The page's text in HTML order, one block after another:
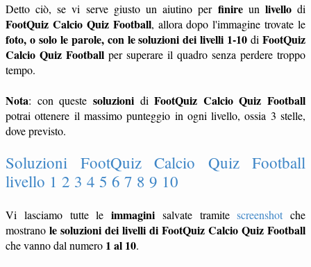
Detto ciò, se vi serve giusto un aiutino per finireun livellodi
FootQuiz Calcio Quiz Football, allora dopo l'immagine trovate le
foto, o solo le parole, con le soluzioni dei livelli 1-10 diFootQuiz
Calcio Quiz Football per superare il quadro senza perdere troppo
tempo.
Nota: con queste soluzionidiFootQuiz Calcio Quiz Football
potrai ottenere il massimo punteggio in ogni livello, ossia 3 stelle,
dove previsto.
Soluzioni FootQuiz Calcio Quiz Football
livello 1 2 3 4 5 6 7 8 9 10
Vi lasciamo tutte le immagini salvate tramitescreenshot che
mostrano le soluzioni dei livelli di FootQuiz Calcio Quiz Football
che vanno dal numero 1 al 10.